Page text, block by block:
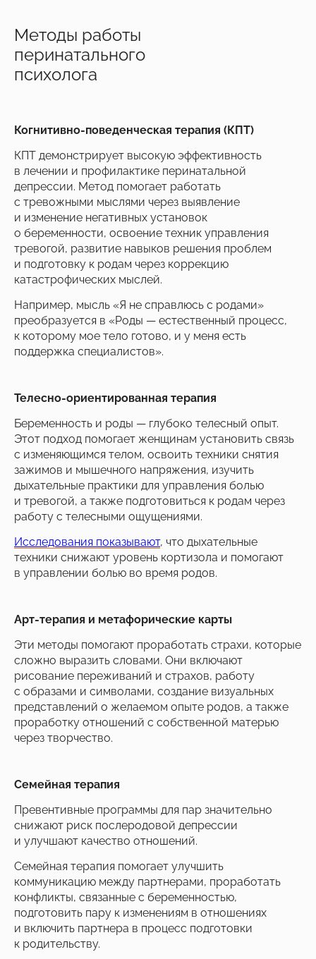
Методы работы
перинатального
психолога
Когнитивно-поведенческая терапия (КПТ)
КПТ демонстрирует высокую эффективность
в лечении и профилактике перинатальной
депрессии. Метод помогает работать
с тревожными мыслями через выявление
и изменение негативных установок
о беременности, освоение техник управления
тревогой, развитие навыков решения проблем
и подготовку к родам через коррекцию
катастрофических мыслей.
Например, мысль «Я не справлюсь с родами»
преобразуется в «Роды — естественный процесс,
к которому мое тело готово, и у меня есть
поддержка специалистов».
Телесно-ориентированная терапия
Беременность и роды — глубоко телесный опыт.
Этот подход помогает женщинам установить связь
с изменяющимся телом, освоить техники снятия
зажимов и мышечного напряжения, изучить
дыхательные практики для управления болью
и тревогой, а также подготовиться к родам через
работу с телесными ощущениями.
Исследования показывают, что дыхательные
техники снижают уровень кортизола и помогают
в управлении болью во время родов.
Арт-терапия и метафорические карты
Эти методы помогают проработать страхи, которые
сложно выразить словами. Они включают
рисование переживаний и страхов, работу
с образами и символами, создание визуальных
представлений о желаемом опыте родов, а также
проработку отношений с собственной матерью
через творчество.
Семейная терапия
Превентивные программы для пар значительно
снижают риск послеродовой депрессии
и улучшают качество отношений.
Семейная терапия помогает улучшить
коммуникацию между партнерами, проработать
конфликты, связанные с беременностью,
подготовить пару к изменениям в отношениях
и включить партнера в процесс подготовки
к родительству.